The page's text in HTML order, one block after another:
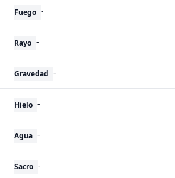
Fuego -
Rayo -
Gravedad -
Hielo -
Agua -
Sacro -